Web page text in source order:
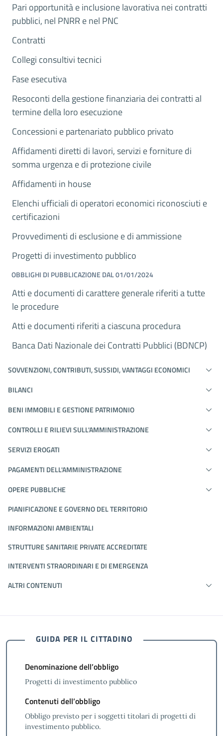
Pari opportunità e inclusione lavorativa nei contratti
pubblici, nel PNRR e nel PNC
Contratti
Collegi consultivi tecnici
Fase esecutiva
Resoconti della gestione finanziaria dei contratti al
termine della loro esecuzione
Concessioni e partenariato pubblico privato
Affidamenti diretti di lavori, servizi e forniture di
somma urgenza e di protezione civile
Affidamenti in house
Elenchi ufficiali di operatori economici riconosciuti e
certificazioni
Provvedimenti di esclusione e di ammissione
Progetti di investimento pubblico
OBBLIGHI DI PUBBLICAZIONE DAL 01/01/2024
Atti e documenti di carattere generale riferiti a tutte
le procedure
Atti e documenti riferiti a ciascuna procedura
Banca Dati Nazionale dei Contratti Pubblici (BDNCP)
SOVVENZIONI, CONTRIBUTI, SUSSIDI, VANTAGGI ECONOMICI
BILANCI
BENI IMMOBILI E GESTIONE PATRIMONIO
CONTROLLI E RILIEVI SULL'AMMINISTRAZIONE
SERVIZI EROGATI
PAGAMENTI DELL'AMMINISTRAZIONE
OPERE PUBBLICHE
PIANIFICAZIONE E GOVERNO DEL TERRITORIO
INFORMAZIONI AMBIENTALI
STRUTTURE SANITARIE PRIVATE ACCREDITATE
INTERVENTI STRAORDINARI E DI EMERGENZA
ALTRI CONTENUTI
GUIDA PER IL CITTADINO
Denominazione dell’obbligo
Progetti di investimento pubblico
Contenuti dell’obbligo
Obbligo previsto per i soggetti titolari di progetti di
investimento pubblico.